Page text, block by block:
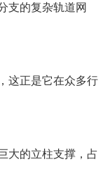
支的复杂轨道网
这正是它在众多行
大的立柱支撑，占